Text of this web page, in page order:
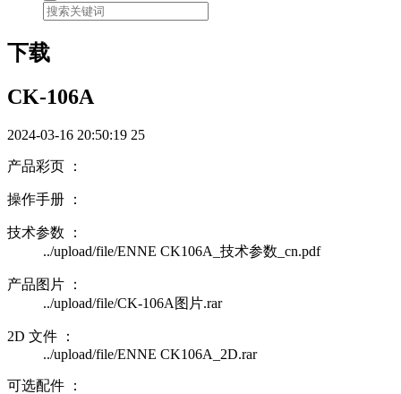
下载
CK-106A
2024-03-16 20:50:19 25
产品彩页 ：
操作手册 ：
技术参数 ：
../upload/file/ENNE CK106A_技术参数_cn.pdf
产品图片 ：
../upload/file/CK-106A图片.rar
2D 文件 ：
../upload/file/ENNE CK106A_2D.rar
可选配件 ：